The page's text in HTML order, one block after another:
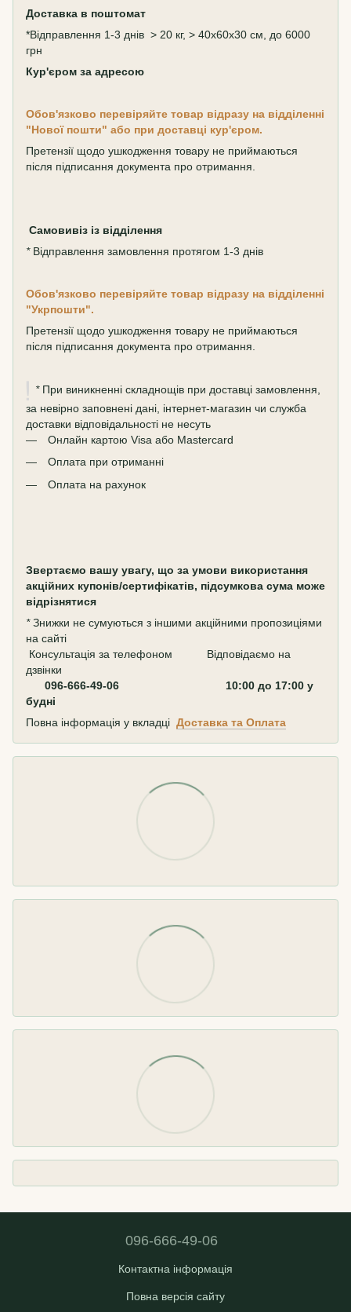
Доставка в поштомат
*Відправлення 1-3 днів > 20 кг, > 40х60х30 см, до 6000
грн
Кур'єром за адресою
Обов'язково перевіряйте товар відразу на відділенні
"Нової пошти" або при доставці кур'єром.
Претензії щодо ушкодження товару не приймаються
після підписання документа про отримання.
Самовивіз із відділення
* Відправлення замовлення протягом 1-3 днів
Обов'язково перевіряйте товар відразу на відділенні
"Укрпошти".
Претензії щодо ушкодження товару не приймаються
після підписання документа про отримання.
* При виникненні складнощів при доставці замовлення,
за невірно заповнені дані, інтернет-магазин чи служба
доставки відповідальності не несуть
Онлайн картою Visa або Mastercard
Оплата при отриманні
Оплата на рахунок
Звертаємо вашу увагу, що за умови використання
акційних купонів/сертифікатів, підсумкова сума може
відрізнятися
*Знижки не сумуються з іншими акційними пропозиціями
на сайті
Консультація за телефоном Відповідаємо на
дзвінки
096-666-49-06 10:00 до 17:00 у
будні
Повна інформація у вкладці Доставка та Оплата
096-666-49-06
Контактна інформація
Повна версія сайту